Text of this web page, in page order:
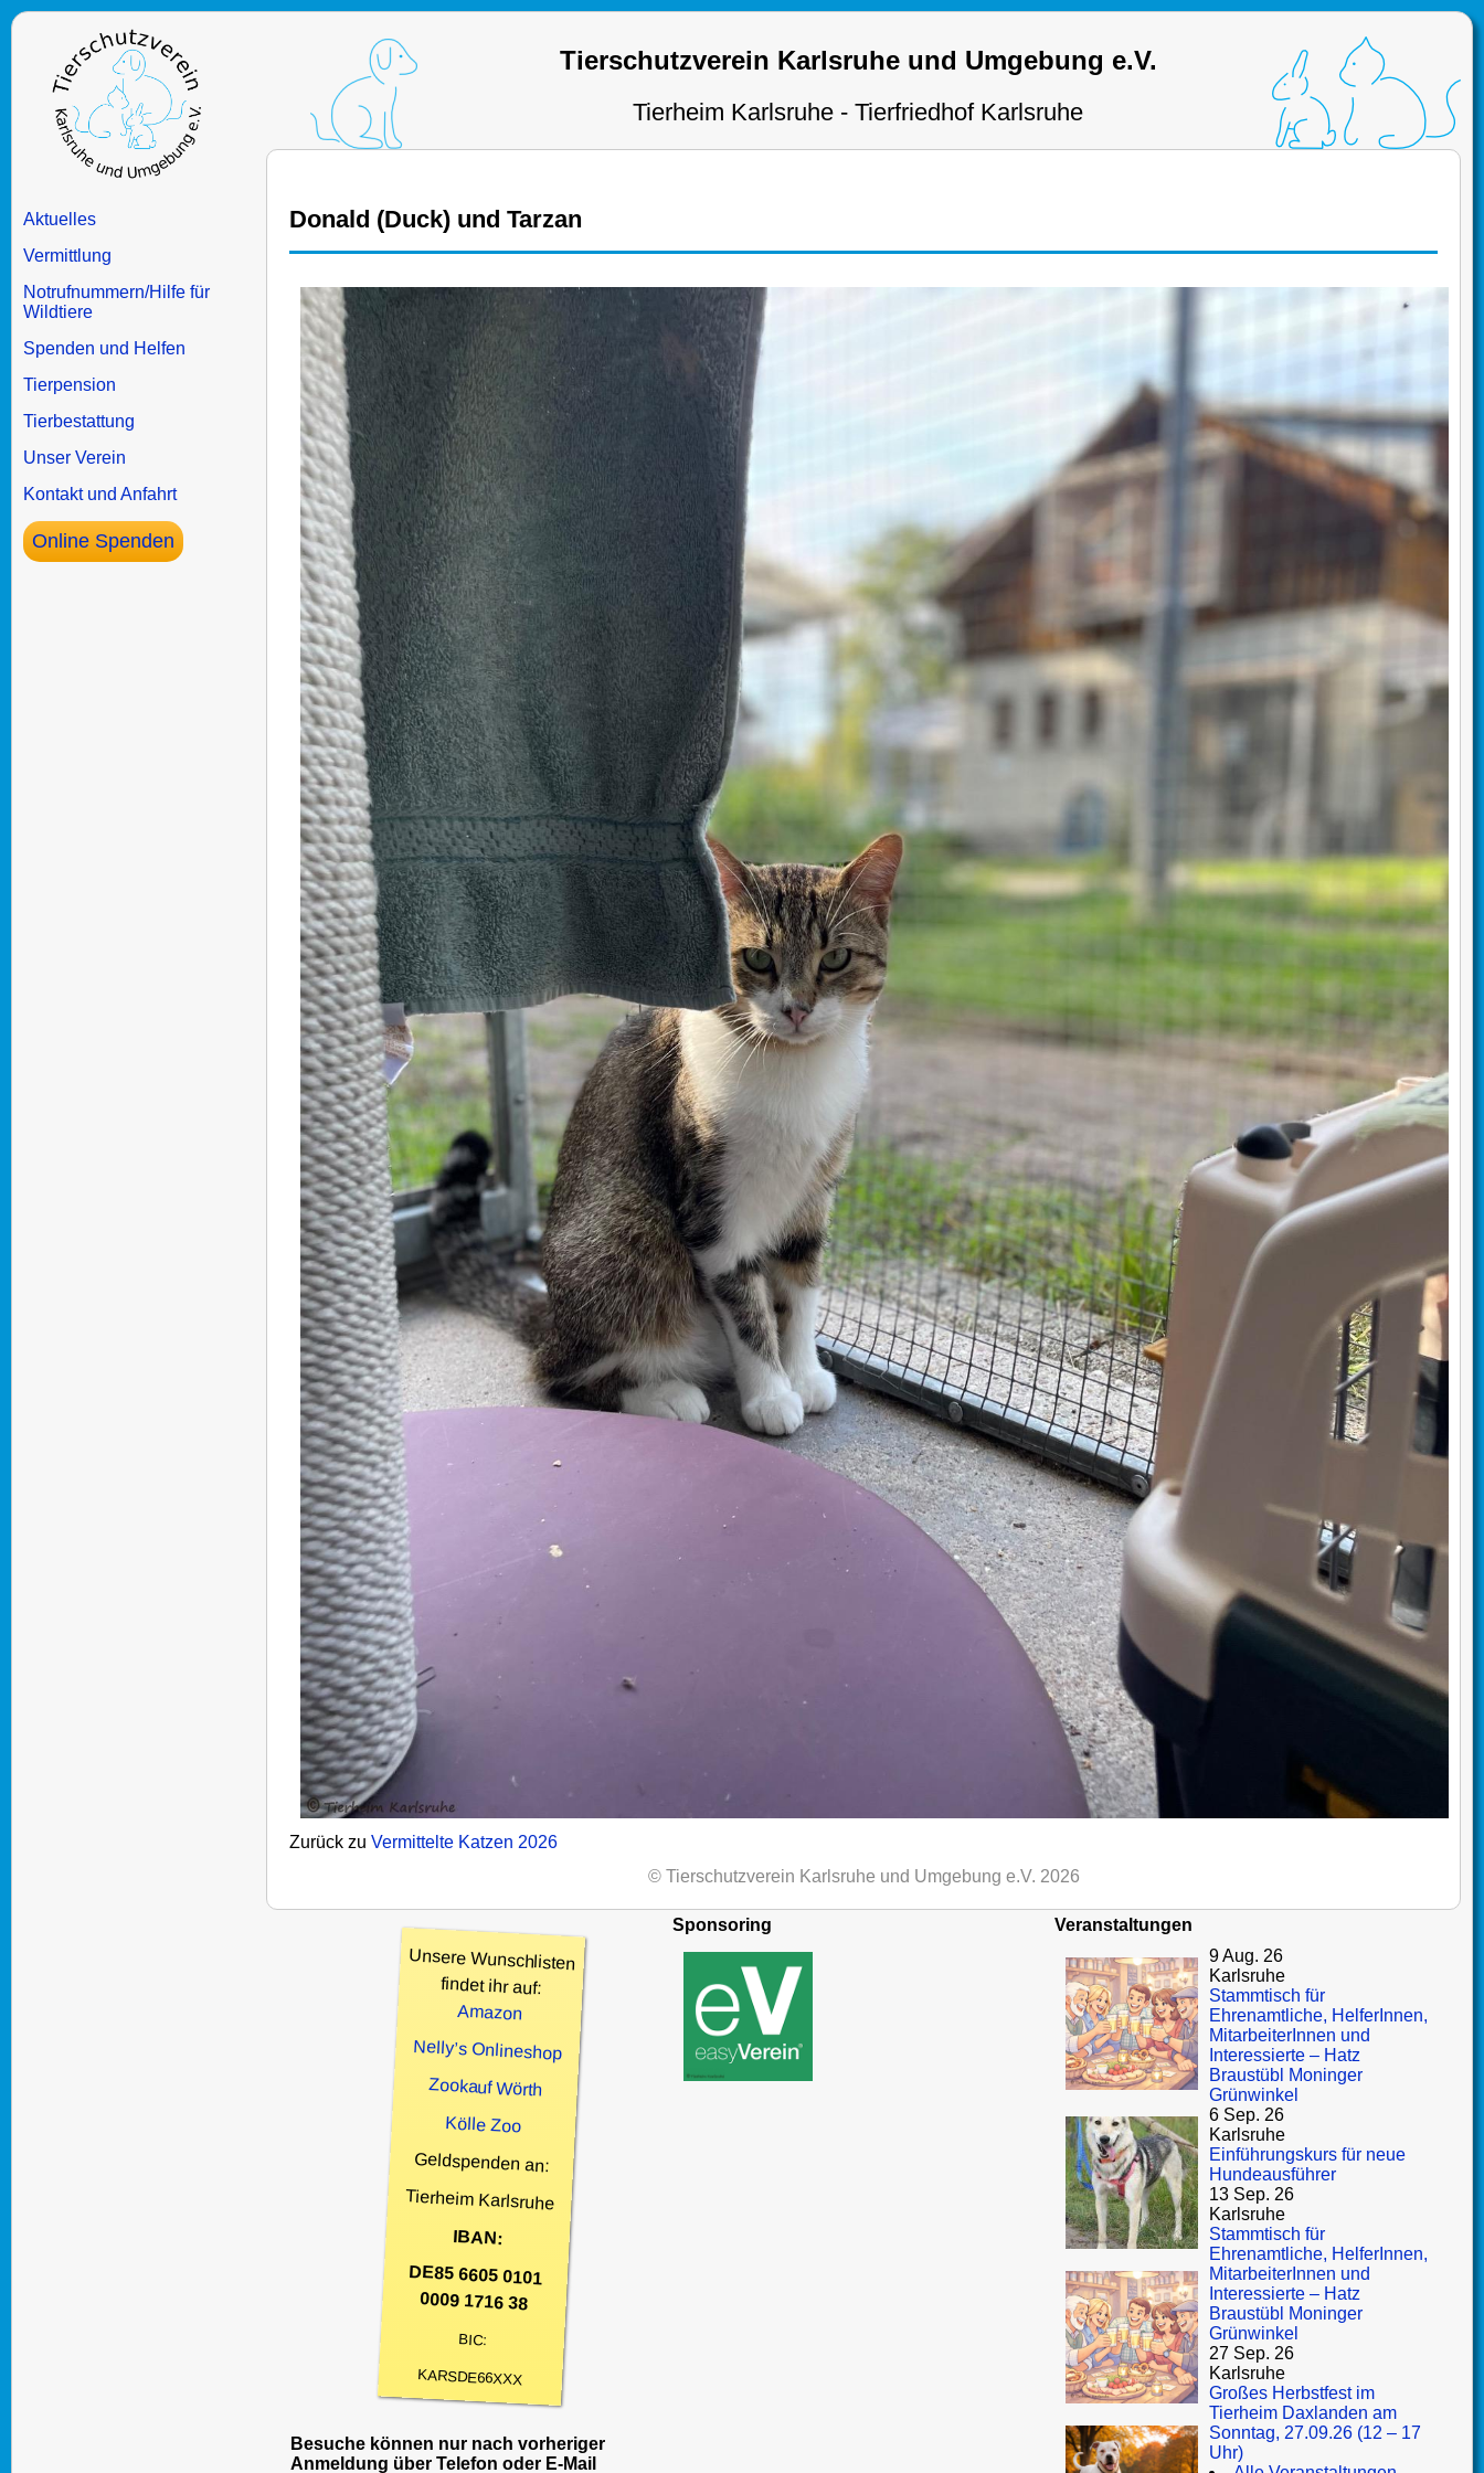
Tierschutzverein Karlsruhe und Umgebung e.V.
Tierheim Karlsruhe - Tierfriedhof Karlsruhe
Aktuelles
Vermittlung
Notrufnummern/Hilfe für
Wildtiere
Spenden und Helfen
Tierpension
Tierbestattung
Unser Verein
Kontakt und Anfahrt
Online Spenden
Donald (Duck) und Tarzan
Zurück zu Vermittelte Katzen 2026
© Tierschutzverein Karlsruhe und Umgebung e.V. 2026
Unsere Wunschlisten
findet ihr auf:
Amazon
Nelly’s Onlineshop
Zookauf Wörth
Kölle Zoo
Geldspenden an:
Tierheim Karlsruhe
IBAN:
DE85 6605 0101
0009 1716 38
BIC:
KARSDE66XXX
Besuche können nur nach vorheriger
Anmeldung über Telefon oder E-Mail
Sponsoring
Veranstaltungen
9 Aug. 26
Karlsruhe
Stammtisch für
Ehrenamtliche, HelferInnen,
MitarbeiterInnen und
Interessierte – Hatz
Braustübl Moninger
Grünwinkel
6 Sep. 26
Karlsruhe
Einführungskurs für neue
Hundeausführer
13 Sep. 26
Karlsruhe
Stammtisch für
Ehrenamtliche, HelferInnen,
MitarbeiterInnen und
Interessierte – Hatz
Braustübl Moninger
Grünwinkel
27 Sep. 26
Karlsruhe
Großes Herbstfest im
Tierheim Daxlanden am
Sonntag, 27.09.26 (12 – 17
Uhr)